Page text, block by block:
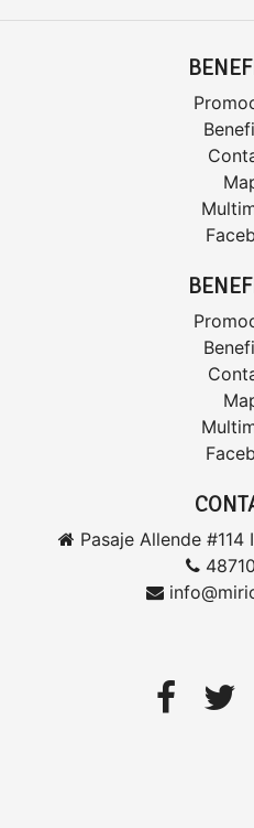
Pasaje Allende